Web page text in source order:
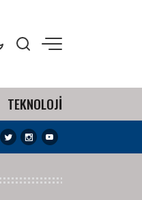
TEKNOLOJİ